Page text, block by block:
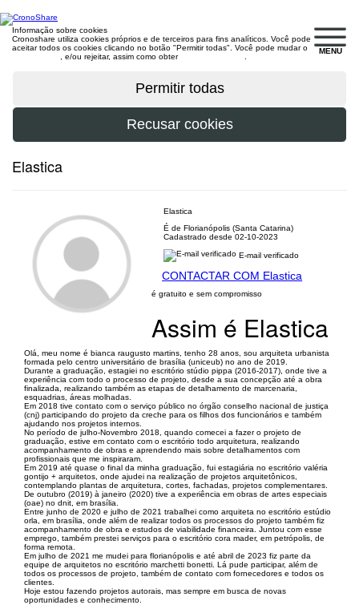
MENU
Informação sobre cookies
Cronoshare utiliza cookies próprios e de terceiros para fins analíticos. Você pode
aceitar todos os cookies clicando no botão "Permitir todas". Você pode mudar o
, e/ou rejeitar, assim como obter
Elastica
Elastica
É de Florianópolis (Santa Catarina)
Cadastrado desde 02-10-2023
E-mail verificado
CONTACTAR COM Elastica
é gratuito e sem compromisso
Assim é Elastica
Olá, meu nome é bianca raugusto martins, tenho 28 anos, sou arquiteta urbanista
formada pelo centro universitário de brasília (uniceub) no ano de 2019.
Durante a graduação, estagiei no escritório stúdio pippa (2016-2017), onde tive a
experiência com todo o processo de projeto, desde a sua concepção até a obra
finalizada, realizando também as etapas de detalhamento de marcenaria,
esquadrias, áreas molhadas.
Em 2018 tive contato com o serviço público no órgão conselho nacional de justiça
(cnj) participando do projeto da creche para os filhos dos funcionários e também
ajudando nos projetos internos.
No período de julho-Novembro 2018, quando comecei a fazer o projeto de
graduação, estive em contato com o escritório todo arquitetura, realizando
acompanhamento de obras e aprendendo mais sobre detalhamentos com
profissionais que me inspiraram.
Em 2019 até quase o final da minha graduação, fui estagiária no escritório valéria
gontijo + arquitetos, onde ajudei na realização de projetos arquitetônicos,
contemplando plantas de arquitetura, cortes, fachadas, projetos complementares.
De outubro (2019) à janeiro (2020) tive a experiência em obras de artes especiais
(oae) no dnit, em brasília.
Entre junho de 2020 e julho de 2021 trabalhei como arquiteta no escritório estúdio
orla, em brasília, onde além de realizar todos os processos do projeto também fiz
acompanhamento de obra e estudos de viabilidade financeira. Juntou com esse
emprego, também prestei serviços para o escritório cora mader, em petrópolis, de
forma remota.
Em julho de 2021 me mudei para florianópolis e até abril de 2023 fiz parte da
equipe de arquitetos no escritório marchetti bonetti. Lá pude participar, além de
todos os processos de projeto, também de contato com fornecedores e todos os
clientes.
Hoje estou fazendo projetos autorais, mas sempre em busca de novas
oportunidades e conhecimento.